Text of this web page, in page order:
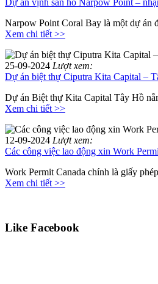
Dự án vịnh san hô Narpow Point –
Narpow Point Coral Bay là một dự án
Xem chi tiết >>
25-09-2024 Lượt xem:
Dự án biệt thự Ciputra Kita Capital –
Dự án Biệt thự Kita Capital Tây Hồ
Xem chi tiết >>
12-09-2024 Lượt xem:
Các công việc lao động xin Work
Work Permit Canada chính là giấy
Xem chi tiết >>
Like Facebook